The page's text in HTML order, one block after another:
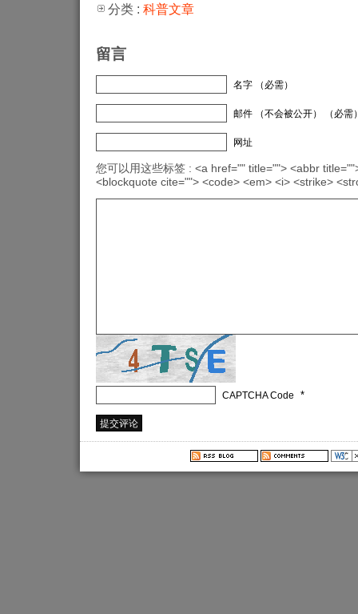
分类 : 科普文章
留言
名字 （必需）
邮件 （不会被公开） （必需
网址
您可以用这些标签 : <a href="" title=""> <abbr
<blockquote cite=""> <code> <em> <i> <strike>
CAPTCHA Code *